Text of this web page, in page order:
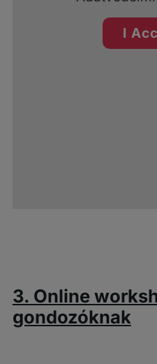
I
3. Online
gondozóknak